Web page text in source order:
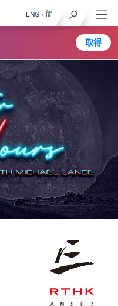
取得
ENG / 簡